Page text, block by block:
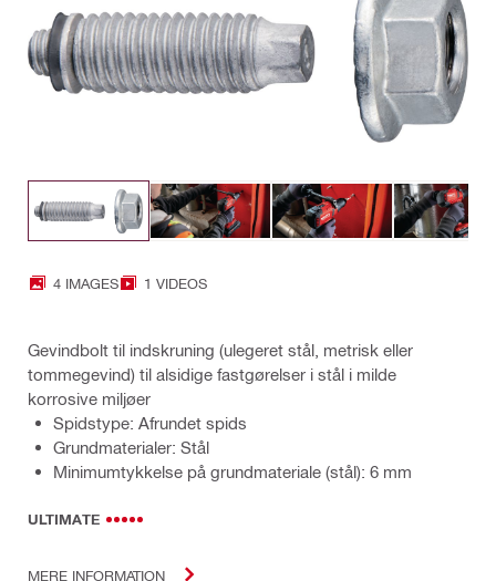
4 IMAGES 1 VIDEOS
Gevindbolt til indskruning (ulegeret stål, metrisk eller
tommegevind) til alsidige fastgørelser i stål i milde
korrosive miljøer
Spidstype: Afrundet spids
Grundmaterialer: Stål
Minimumtykkelse på grundmateriale (stål): 6 mm
ULTIMATE
MERE INFORMATION